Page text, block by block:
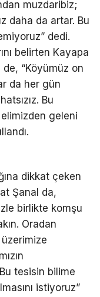
muzdaribiz;
daha da artar. Bu
dedi.
belirten Kayapa
“Köyümüz on
da her gün
Bu
geleni
dikkat çeken
Şanal da,
birlikte komşu
Oradan
tesisin bilime
istiyoruz”